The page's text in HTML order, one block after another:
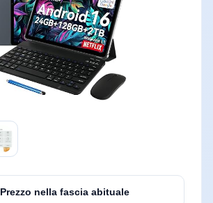
Prezzo nella fascia abituale